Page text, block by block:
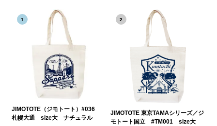
1
JIMOTOTE（ジモトート）#036
札幌大通 size大 ナチュラル
2
JIMOTOTE 東京TAMAシリーズ／ジ
モトート国立 #TM001 size大